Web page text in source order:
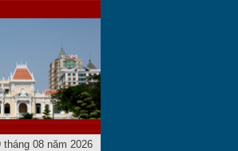
08 năm 2026